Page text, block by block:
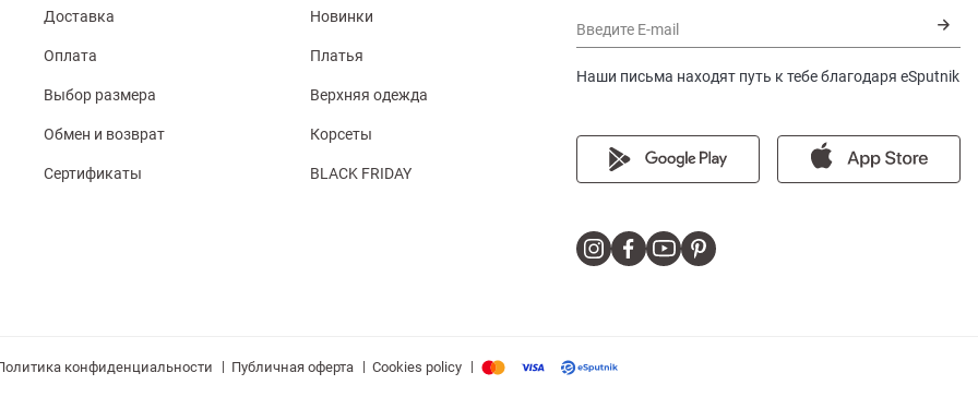
Доставка
Оплата
Выбор размера
Обмен и возврат
Сертификаты
Новинки
Платья
Верхняя одежда
Корсеты
BLACK FRIDAY
Введите E-mail
Наши письма находят путь к тебе благодаря eSputnik
конфиденциальности | Публичная оферта | Cookies policy |